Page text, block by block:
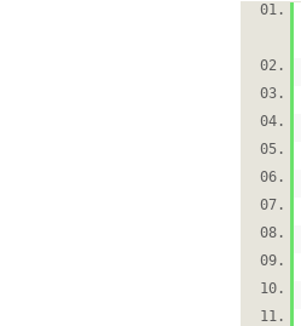
01.
02.
03.
04.
05.
06.
07.
08.
09.
10.
11.